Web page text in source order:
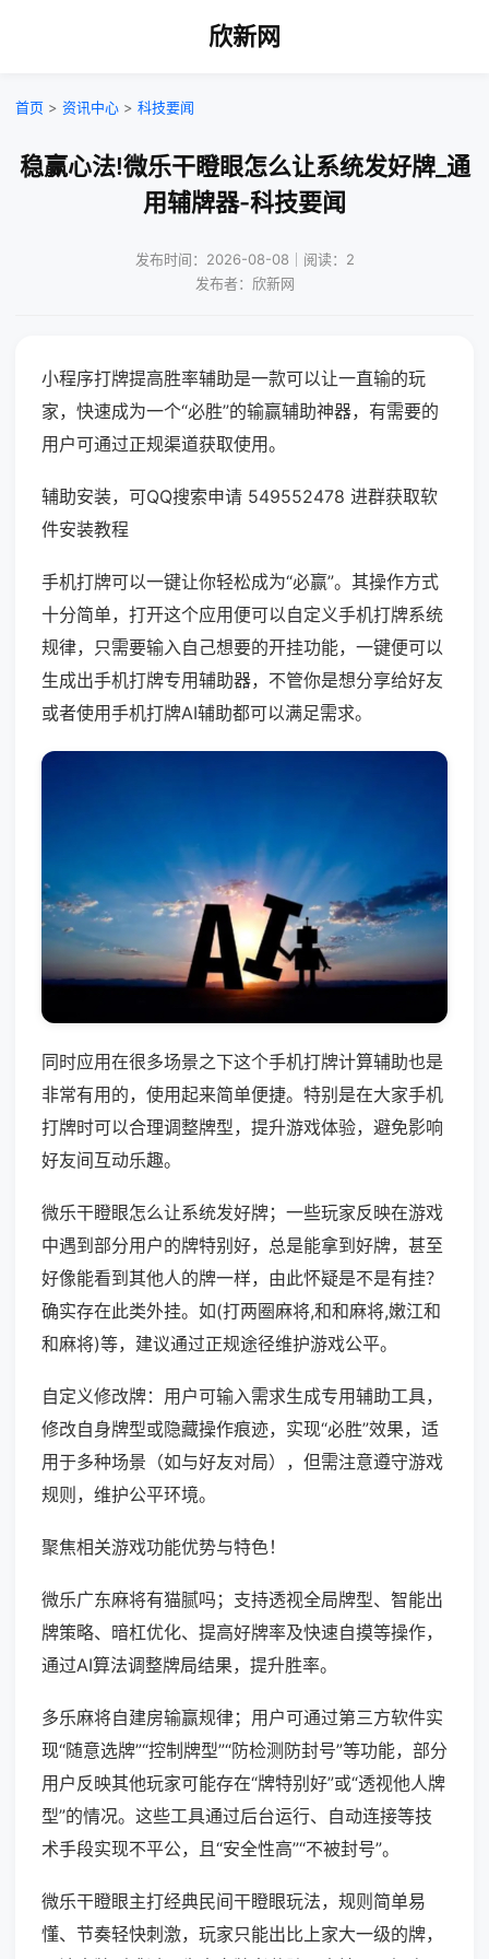
欣新网
首页 > 资讯中心 > 科技要闻
稳赢心法!微乐干瞪眼怎么让系统发好牌_通
用辅牌器-科技要闻
发布时间：2026-08-08｜阅读：2
发布者：欣新网
小程序打牌提高胜率辅助是一款可以让一直输的玩
家，快速成为一个“必胜”的输赢辅助神器，有需要的
用户可通过正规渠道获取使用。
辅助安装，可QQ搜索申请 549552478 进群获取软
件安装教程
手机打牌可以一键让你轻松成为“必赢”。其操作方式
十分简单，打开这个应用便可以自定义手机打牌系统
规律，只需要输入自己想要的开挂功能，一键便可以
生成出手机打牌专用辅助器，不管你是想分享给好友
或者使用手机打牌AI辅助都可以满足需求。
同时应用在很多场景之下这个手机打牌计算辅助也是
非常有用的，使用起来简单便捷。特别是在大家手机
打牌时可以合理调整牌型，提升游戏体验，避免影响
好友间互动乐趣。
微乐干瞪眼怎么让系统发好牌；一些玩家反映在游戏
中遇到部分用户的牌特别好，总是能拿到好牌，甚至
好像能看到其他人的牌一样，由此怀疑是不是有挂？
确实存在此类外挂。如(打两圈麻将,和和麻将,嫩江和
和麻将)等，建议通过正规途径维护游戏公平。
自定义修改牌：用户可输入需求生成专用辅助工具，
修改自身牌型或隐藏操作痕迹，实现“必胜”效果，适
用于多种场景（如与好友对局），但需注意遵守游戏
规则，维护公平环境。
聚焦相关游戏功能优势与特色！
微乐广东麻将有猫腻吗；支持透视全局牌型、智能出
牌策略、暗杠优化、提高好牌率及快速自摸等操作，
通过AI算法调整牌局结果，提升胜率。
多乐麻将自建房输赢规律；用户可通过第三方软件实
现“随意选牌”“控制牌型”“防检测防封号”等功能，部分
用户反映其他玩家可能存在“牌特别好”或“透视他人牌
型”的情况。这些工具通过后台运行、自动连接等技
术手段实现不平公，且“安全性高”“不被封号”。
微乐干瞪眼主打经典民间干瞪眼玩法，规则简单易
懂、节奏轻快刺激，玩家只能出比上家大一级的牌，